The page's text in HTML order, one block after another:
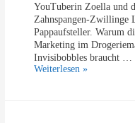
r
f
ü
m
k
YouTuberin Zoella und
Zahnspangen-Zwillinge
Pappaufsteller. Warum
Marketing im
Invisibobbles braucht …
I
Weiterlesen »